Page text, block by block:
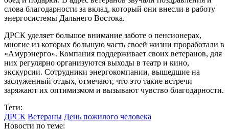
слова благодарности за вклад, который они внесли в работу
энергосистемы Дальнего Востока.
ДРСК уделяет большое внимание заботе о пенсионерах,
многие из которых большую часть своей жизни проработали в
«Амурэнерго». Компания поддерживает своих ветеранов, для
них регулярно организуются выходы в театр и кино,
экскурсии. Сотрудники энергокомпании, вышедшие на
заслуженный отдых, отмечают, что это такие встречи
заряжают их оптимизмом и вызывают чувство благодарности.
Теги:
ДРСК Ветераны День пожилого человека
Новости по теме: